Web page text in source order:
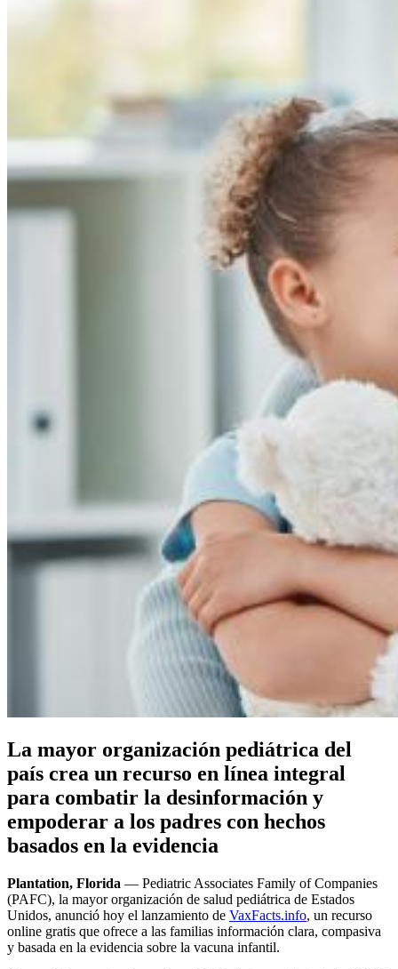
La mayor organización pediátrica del
país crea un recurso en línea integral
para combatir la desinformación y
empoderar a los padres con hechos
basados en la evidencia
Plantation, Florida — Pediatric Associates Family of Companies
(PAFC), la mayor organización de salud pediátrica de Estados
Unidos, anunció hoy el lanzamiento de VaxFacts.info, un recurso
online gratis que ofrece a las familias información clara, compasiva
y basada en la evidencia sobre la vacuna infantil.